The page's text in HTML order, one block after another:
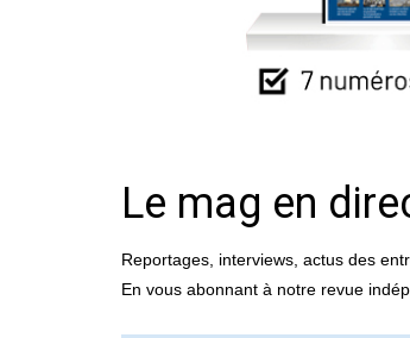
Le mag en
Reportages, interviews, actus des
En vous abonnant à notre revue